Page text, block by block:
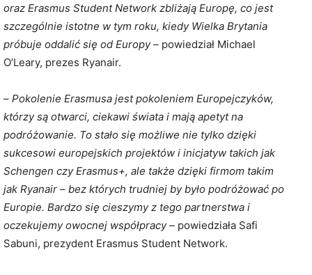
oraz Erasmus Student Network zbliżają Europę, co jest
szczególnie istotne w tym roku, kiedy Wielka Brytania
próbuje oddalić się od Europy– powiedział Michael
O’Leary, prezes Ryanair.
– Pokolenie Erasmusa jest pokoleniem Europejczyków,
którzy są otwarci, ciekawi świata i mają apetyt na
podróżowanie. To stało się możliwe nie tylko dzięki
sukcesowi europejskich projektów i inicjatyw takich jak
Schengen czy Erasmus+, ale także dzięki firmom takim
jak Ryanair – bez których trudniej by było podróżować po
Europie. Bardzo się cieszymy z tego partnerstwa i
oczekujemy owocnej współpracy– powiedziała Safi
Sabuni, prezydent Erasmus Student Network.